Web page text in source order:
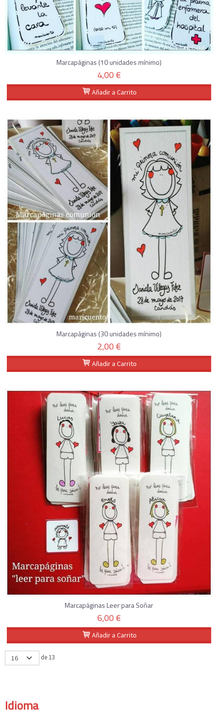
Idioma
Marcapáginas (10 unidades mínimo)
4,00 €
Añadir a Carrito
Marcapáginas (30 unidades mínimo)
2,00 €
Añadir a Carrito
Marcapáginas Leer para Soñar
6,00 €
Añadir a Carrito
de 13